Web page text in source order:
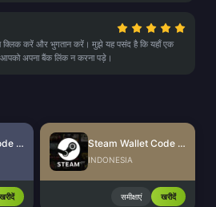
क्लिक करें और भुगतान करें। मुझे यह पसंद है कि यहाँ एक
आपको अपना बैंक लिंक न करना पड़े।
Steam Wallet Code (MYR)
खरीदें
Steam Wallet Code (IDR)
INDONESIA
समीक्षाएं खरीदें